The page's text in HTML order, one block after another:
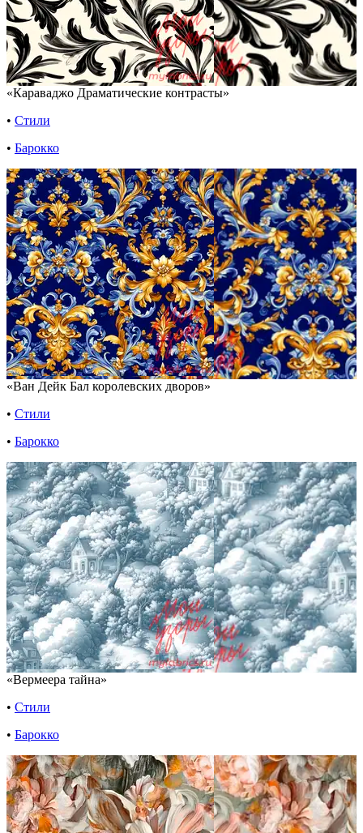
«Караваджо Драматические контрасты»
• Стили
• Барокко
«Ван Дейк Бал королевских дворов»
• Стили
• Барокко
«Вермеера тайна»
• Стили
• Барокко